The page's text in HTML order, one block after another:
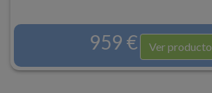
959 € Ver producto